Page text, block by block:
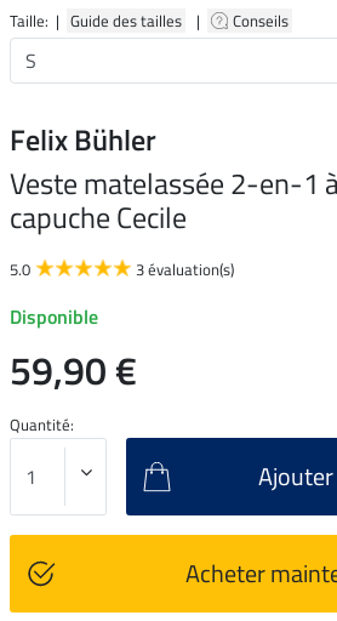
Taille: | Guide des tailles | Conseils
Felix Bühler
Veste matelassée 2-en-1
capuche Cecile
5.0 3 évaluation(s)
Disponible
59,90 €
Quantité:
Acheter